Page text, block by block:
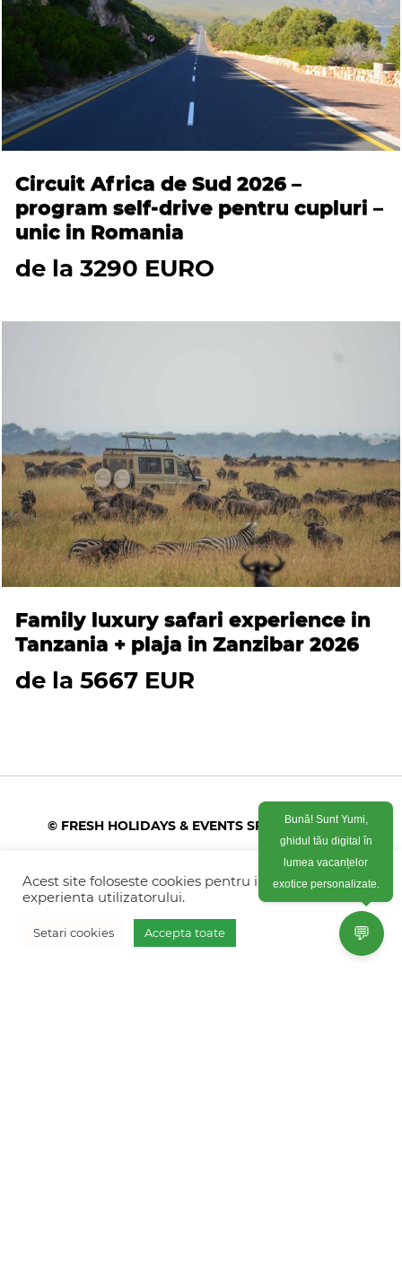
Circuit Africa de Sud 2026 –
program self-drive pentru cupluri –
unic in Romania
de la 3290 EURO
Family luxury safari experience in
Tanzania + plaja in Zanzibar 2026
de la 5667 EUR
Vreau oferta personalizata
© FRESH HOLIDAYS & EVENTS SRL 2026
Colonel Corneliu Popeia 43, Sector 5, Bucuresti
(vis-a-vis de Greengate)
+40770 574 088
Acest site foloseste cookies pentru imbunatati
experienta utilizatorului.
Setari cookies Accepta toate 💬
Bună! Sunt Yumi,
ghidul tău digital în
lumea vacanțelor
exotice personalizate.